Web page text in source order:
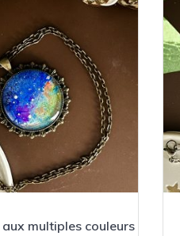
multiples couleurs